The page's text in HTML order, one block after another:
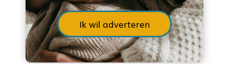
Ik wil adverteren